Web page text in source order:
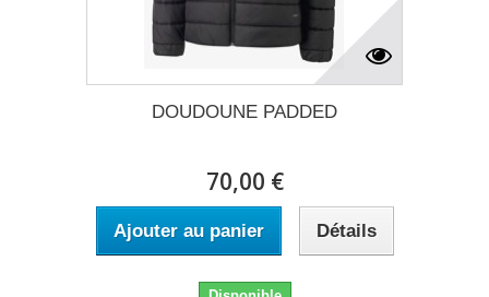
DOUDOUNE PADDED
70,00 €
Ajouter au panier Détails